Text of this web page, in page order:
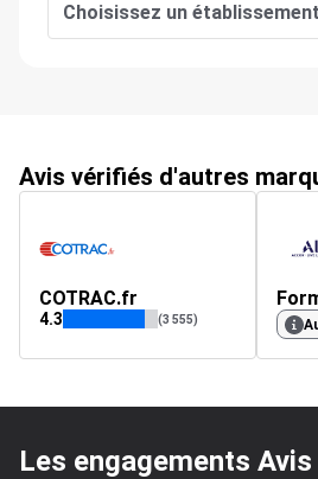
Choisissez un établissement
Avis vérifiés d'autres
COTRAC.fr
4.3 (3 555)
Les engagements